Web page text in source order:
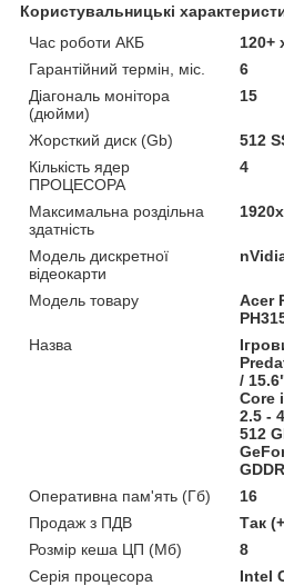
Користувальницькі
Час роботи АКБ
120+
Гарантійний термін, міс.
6
Діагональ монітора
(дюйми)
15
Жорсткий диск (Gb)
512
Кількість ядер
ПРОЦЕСОРА
4
Максимальна роздільна
здатність
Модель дискретної
відеокарти
Модель товару
Acer
Назва
/
Core
2.5 -
512
Оперативна пам'ять (Гб)
16
Продаж з ПДВ
Так
Розмір кеша ЦП (Мб)
8
Серія процесора
Intel